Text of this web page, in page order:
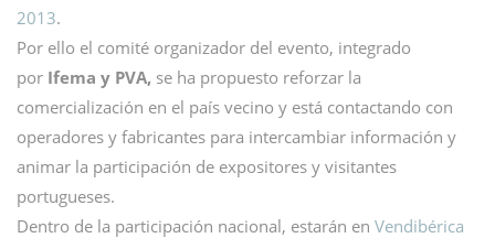
2013.
Por ello el comité organizador del evento, integrado
por Ifema y PVA, se ha propuesto reforzar la
comercialización en el país vecino y está contactando con
operadores y fabricantes para intercambiar información y
animar la participación de expositores y visitantes
portugueses.
Dentro de la participación nacional, estarán en Vendibérica